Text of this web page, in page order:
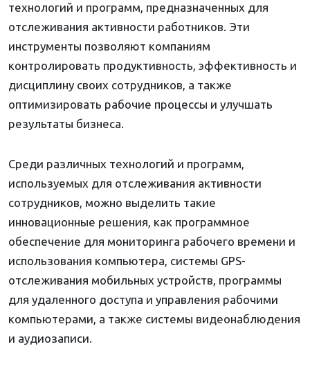
технологий и программ, предназначенных для
отслеживания активности работников. Эти
инструменты позволяют компаниям
контролировать продуктивность, эффективность и
дисциплину своих сотрудников, а также
оптимизировать рабочие процессы и улучшать
результаты бизнеса.
Среди различных технологий и программ,
используемых для отслеживания активности
сотрудников, можно выделить такие
инновационные решения, как программное
обеспечение для мониторинга рабочего времени и
использования компьютера, системы GPS-
отслеживания мобильных устройств, программы
для удаленного доступа и управления рабочими
компьютерами, а также системы видеонаблюдения
и аудиозаписи.